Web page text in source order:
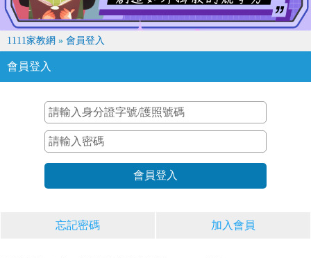
1111家教網 » 會員登入
會員登入
忘記密碼 加入會員